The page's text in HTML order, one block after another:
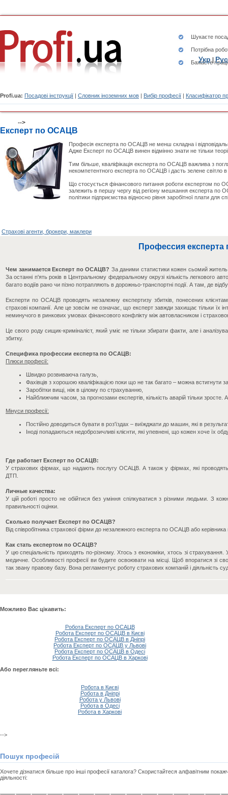
Шукаєте
Потрібна
Бажаєте
Profi.ua: Посадові інструкції | Словник іноземних мов | Вибір професії | Класифікатор
Укр|Рус
-->
Експерт по ОСАЦВ
Професія експерта по ОСАЦВ не менш складна і
Адже Експерт по ОСАЦВ винен відмінно знати не тільки
Тим більше, кваліфікація експерта по ОСАЦВ важлива з
некомпетентного експерта по ОСАЦВ і дасть зелене світло
Що стосується фінансового питання роботи експертом по
залежить в першу чергу від регіону мешкання експерта
політики підприємства відносно рівня заробітної плати для
Страхові агенти, брокери, маклери
Профессия
Чем занимается Експерт по ОСАЦВ? За даними статистики кожен сьомий житель
За останні п'ять років в Центральному федеральному окрузі кількість легкового
багато водіїв рано чи пізно потрапляють в дорожньо-транспортні події. А там, де
Експерти по ОСАЦВ проводять незалежну експертизу збитків, понесених
страхові компанії. Але це зовсім не означає, що експерт завжди захищає тільки їх
неминучого в ринкових умовах фінансового конфлікту між автовласником і
Це свого роду сищик-криміналіст, який уміє не тільки збирати факти, але і
збитку.
Специфика профессии експерта по ОСАЦВ:
Плюси професії:
Швидко розвиваюча галузь,
Фахівців з хорошою кваліфікацією поки що не так багато – можна встигнути
Заробітки вищі, ніж в цілому по страхуванню,
Найближчим часом, за прогнозами експертів, кількість аварій тільки
Мінуси професії:
Постійно доводиться бувати в роз'їздах – виїжджати до машин, які в
Іноді попадаються недоброзичливі клієнти, які упевнені, що кожен хоче їх
Где работает Експерт по ОСАЦВ:
У страхових фірмах, що надають послугу ОСАЦВ. А також у фірмах, які проводять
ДТП.
Личные качества:
У цій роботі просто не обійтися без уміння спілкуватися з різними людьми. З
правильності оцінки.
Сколько получает Експерт по ОСАЦВ?
Від співробітника страхової фірми до незалежного експерта по ОСАЦВ або
Как стать експертом по ОСАЦВ?
У цю спеціальність приходять по-різному. Хтось з економіки, хтось зі
медичне. Особливості професії ви будите освоювати на місці. Щоб впоратися зі
так звану правову базу. Вона регламентує роботу страхових компаній і діяльність
Можливо Вас цікавить:
Робота Експерт по ОСАЦВ
Робота Експерт по ОСАЦВ в Києві
Робота Експерт по ОСАЦВ в Дніпрі
Робота Експерт по ОСАЦВ у Львові
Робота Експерт по ОСАЦВ в Одесі
Робота Експерт по ОСАЦВ в Харкові
Або перегляньте всі:
Робота в Києві
Робота в Дніпрі
Робота у Львові
Робота в Одесі
Робота в Харкові
-->
Пошук професій
Хочете дізнатися більше про інші професії каталога? Скористайтеся алфавітним
діяльності: